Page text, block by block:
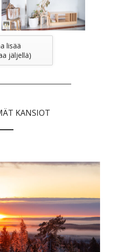
lisää
jäljellä)
KANSIOT